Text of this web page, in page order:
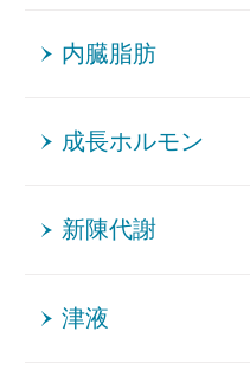
内臓脂肪
成長ホルモン
新陳代謝
津液